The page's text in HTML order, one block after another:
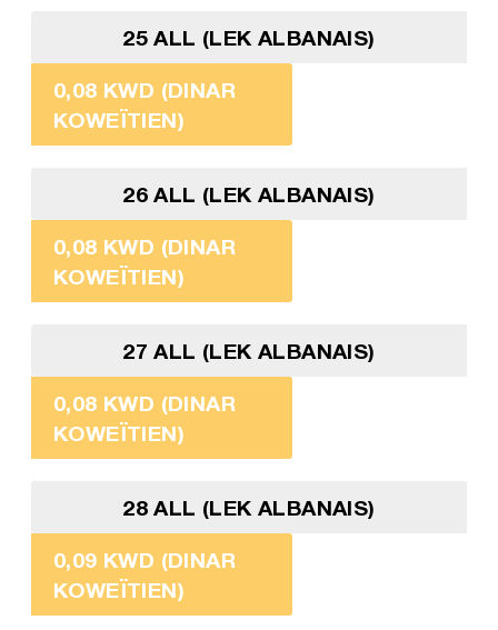
25 ALL (LEK ALBANAIS)
0,08 KWD (DINAR
KOWEÏTIEN)
26 ALL (LEK ALBANAIS)
0,08 KWD (DINAR
KOWEÏTIEN)
27 ALL (LEK ALBANAIS)
0,08 KWD (DINAR
KOWEÏTIEN)
28 ALL (LEK ALBANAIS)
0,09 KWD (DINAR
KOWEÏTIEN)